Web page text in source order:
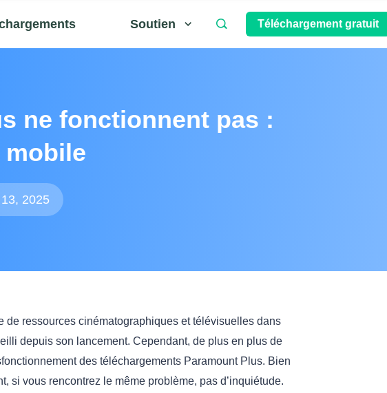
Soutien Téléchargement gratuit
ne fonctionnent pas :
2025
de ressources cinématographiques et télévisuelles dans
depuis son lancement. Cependant, de plus en plus de
des téléchargements Paramount Plus. Bien
si vous rencontrez le même problème, pas d’inquiétude.